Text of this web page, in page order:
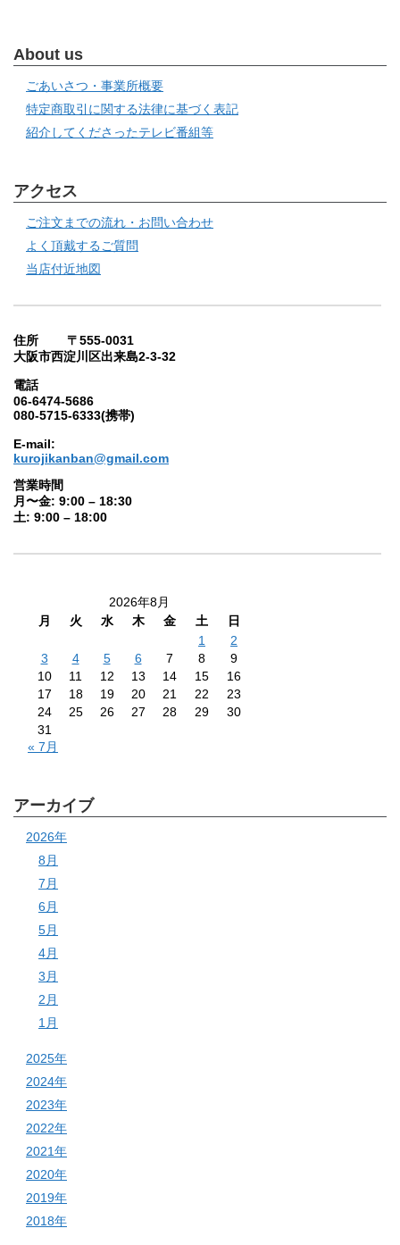
About us
ごあいさつ・事業所概要
特定商取引に関する法律に基づく表記
紹介してくださったテレビ番組等
アクセス
ご注文までの流れ・お問い合わせ
よく頂戴するご質問
当店付近地図
住所 〒555-0031
大阪市西淀川区出来島2-3-32
電話
06-6474-5686
080-5715-6333(携帯)
E-mail:
kurojikanban@gmail.com
営業時間
月〜金: 9:00 – 18:30
土: 9:00 – 18:00
2026年8月
月
火 水 木 金 土
日
1
2
3
4 5 6 7 8
9
10
11 12 13 14 15
16
17
18 19 20 21 22
23
24
25 26 27 28 29
30
31
« 7月
アーカイブ
2026年
8月
7月
6月
5月
4月
3月
2月
1月
2025年
2024年
2023年
2022年
2021年
2020年
2019年
2018年